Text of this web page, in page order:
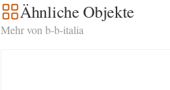
Ähnliche Objekte
Mehr von b-b-italia